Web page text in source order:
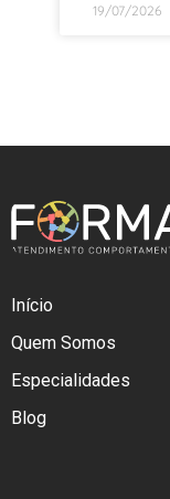
19/07/2026
Início
Quem Somos
Especialidades
Blog